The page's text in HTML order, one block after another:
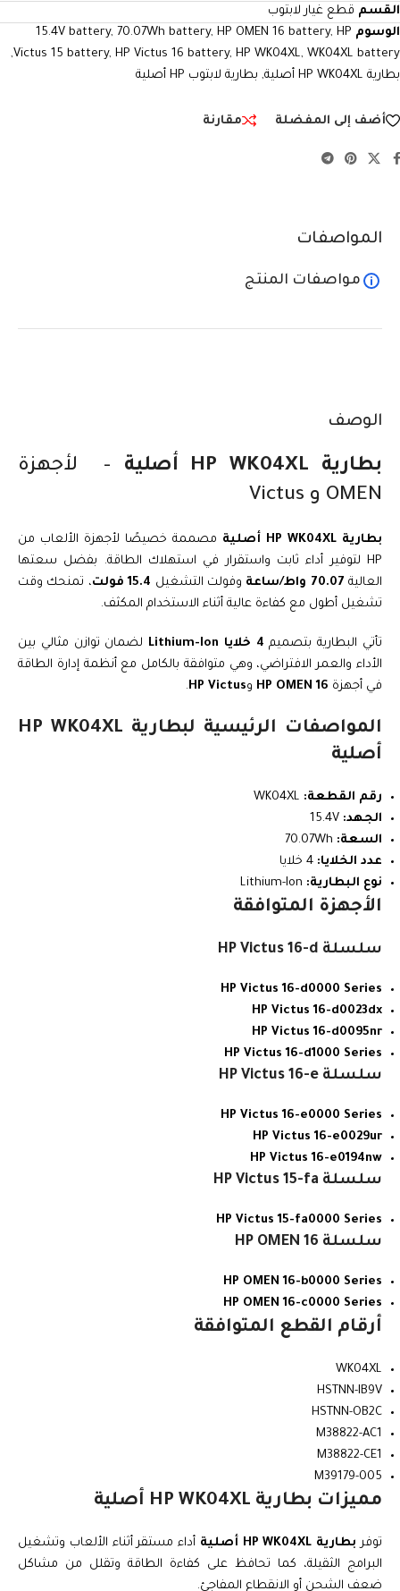
القسم قطع غيار لابتوب
الوسوم
15.4V battery, 70.07Wh battery, HP OMEN 16 battery, HP
Victus 15 battery, HP Victus 16 battery, HP WK04XL, WK04XL battery
,
بطارية HP WK04XL أصلية
, بطارية لابتوب HP أصلية
أضف إلى المفضلة مقارنة
الوصف
بطارية HP WK04XL أصلية
– لأجهزة
OMEN و Victus
بطارية HP WK04XL أصلية
مصممة خصيصًا لأجهزة الألعاب من
HP لتوفير أداء ثابت واستقرار في استهلاك الطاقة. بفضل سعتها
العالية 70.07 واط/ساعة وفولت التشغيل 15.4 فولت
، تمنحك وقت
تشغيل أطول مع كفاءة عالية أثناء الاستخدام المكثف.
تأتي البطارية بتصميم 4 خلايا Lithium-Ion
لضمان توازن مثالي بين
الأداء والعمر الافتراضي، وهي متوافقة بالكامل مع أنظمة إدارة الطاقة
في أجهزة HP OMEN 16 وHP Victus
.
المواصفات الرئيسية لبطارية HP WK04XL
أصلية
رقم القطعة:
الجهد:
السعة:
عدد الخلايا:
نوع البطارية:
الأجهزة المتوافقة
سلسلة HP Victus 16-d
HP Victus 16-d0000 Series
HP Victus 16-d0023dx
HP Victus 16-d0095nr
HP Victus 16-d1000 Series
سلسلة HP Victus 16-e
HP Victus 16-e0000 Series
HP Victus 16-e0029ur
HP Victus 16-e0194nw
سلسلة HP Victus 15-fa
HP Victus 15-fa0000 Series
سلسلة HP OMEN 16
HP OMEN 16-b0000 Series
HP OMEN 16-c0000 Series
أرقام القطع المتوافقة
WK04XL
HSTNN-IB9V
HSTNN-OB2C
M38822-AC1
M38822-CE1
M39179-005
مميزات بطارية HP WK04XL أصلية
توفر بطارية HP WK04XL أصلية
أداء مستقر أثناء الألعاب وتشغيل
البرامج الثقيلة، كما تحافظ على كفاءة الطاقة وتقلل من مشاكل
ضعف الشحن أو الانقطاع المفاجئ.
المواصفات
مواصفات المنتج